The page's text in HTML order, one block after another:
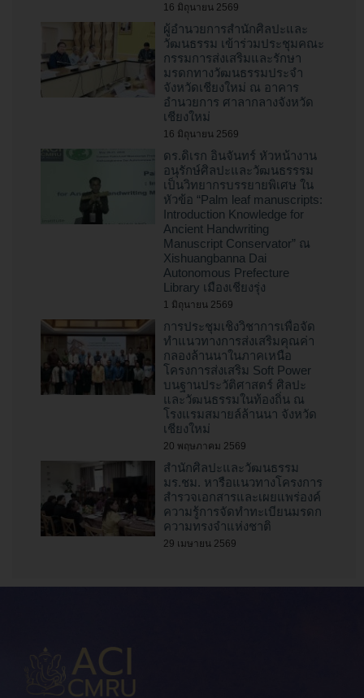
16 มิถุนายน 2569
ผู้อำนวยการสำนักศิลปะและ
วัฒนธรรม เข้าร่วมประชุมคณะ
กรรมการส่งเสริมและรักษา
มรดกทางวัฒนธรรมประจำ
จังหวัดเชียงใหม่ ณ อาคาร
อำนวยการ ศาลากลางจังหวัด
เชียงใหม่
16 มิถุนายน 2569
ดร.ดิเรก อินจันทร์ หัวหน้างาน
อนุรักษ์ศิลปะและวัฒนธรรรม
เป็นวิทยากรบรรยายพิเศษ ใน
หัวข้อ “Palm leaf manuscripts:
Introduction Knowledge for
Ancient Handwriting
Manuscript Conservator” ณ
Xishuangbanna Dai
Autonomous Prefecture
Library เมืองเชียงรุ่ง
1 มิถุนายน 2569
การประชุมเชิงวิชาการเพื่อจัด
ทำแนวทางการส่งเสริมคุณค่า
กลองล้านนาในภาคเหนือ
โครงการส่งเสริม Soft Power
บนฐานประวัติศาสตร์ ศิลปะ
และวัฒนธรรมในท้องถิ่น ณ
โรงแรมสมายล์ล้านนา จังหวัด
เชียงใหม่
20 พฤษภาคม 2569
สำนักศิลปะและวัฒนธรรม
มร.ชม. หารือแนวทางโครงการ
สำรวจเอกสารและเผยแพร่องค์
ความรู้การจัดทำทะเบียนมรดก
ความทรงจำแห่งชาติ
29 เมษายน 2569